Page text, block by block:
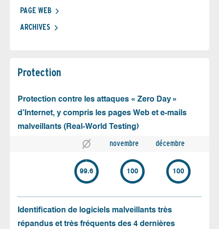
PAGE WEB
ARCHIVES
Protection
Protection contre les attaques « Zero Day »
d’Internet, y compris les pages Web et e-mails
malveillants (Real-World Testing)
novembre décembre
99.6 100 100
Identification de logiciels malveillants très
répandus et très fréquents des 4 dernières